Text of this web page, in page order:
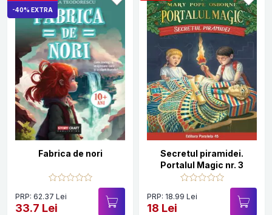
-40% EXTRA
Fabrica de nori
PRP: 62.37 Lei
33.7 Lei
Secretul piramidei.
Portalul Magic nr. 3
PRP: 18.99 Lei
18 Lei